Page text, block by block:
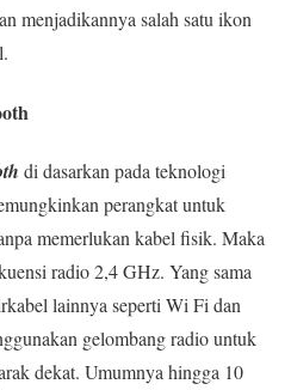
menjadikannya salah satu ikon
di dasarkan pada teknologi
perangkat untuk
memerlukan kabel fisik. Maka
radio 2,4 GHz. Yang sama
lainnya seperti Wi Fi dan
gelombang radio untuk
dekat. Umumnya hingga 10